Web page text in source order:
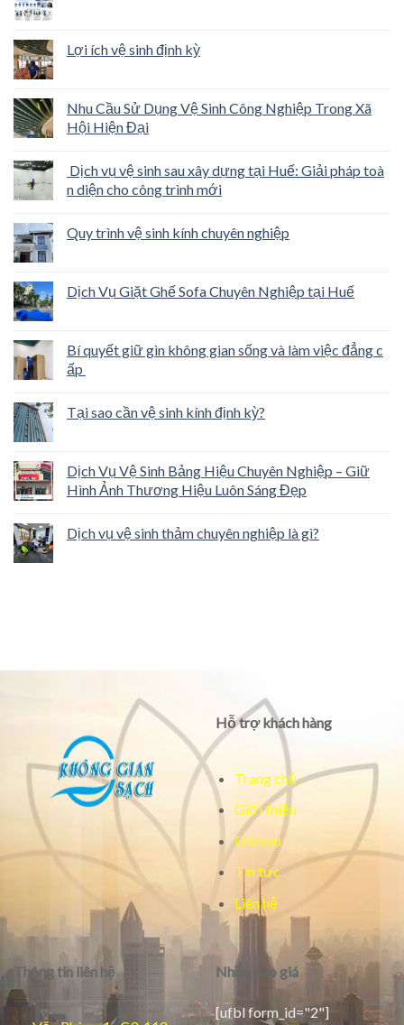
Lợi ích vệ sinh định kỳ
Nhu Cầu Sử Dụng Vệ Sinh Công Nghiệp Trong Xã
Hội Hiện Đại
Dịch vụ vệ sinh sau xây dựng tại Huế: Giải pháp toà
n diện cho công trình mới
Quy trình vệ sinh kính chuyên nghiệp
Dịch Vụ Giặt Ghế Sofa Chuyên Nghiệp tại Huế
Bí quyết giữ gìn không gian sống và làm việc đẳng c
ấp
Tại sao cần vệ sinh kính định kỳ?
Dịch Vụ Vệ Sinh Bảng Hiệu Chuyên Nghiệp – Giữ
Hình Ảnh Thương Hiệu Luôn Sáng Đẹp
Dịch vụ vệ sinh thảm chuyên nghiệp là gì?
Hỗ trợ khách hàng
Trang chủ
Giới thiệu
Dịch vụ
Tin tức
Liên hệ
Thông tin liên hệ Nhận báo giá
[ufbl form_id="2"]